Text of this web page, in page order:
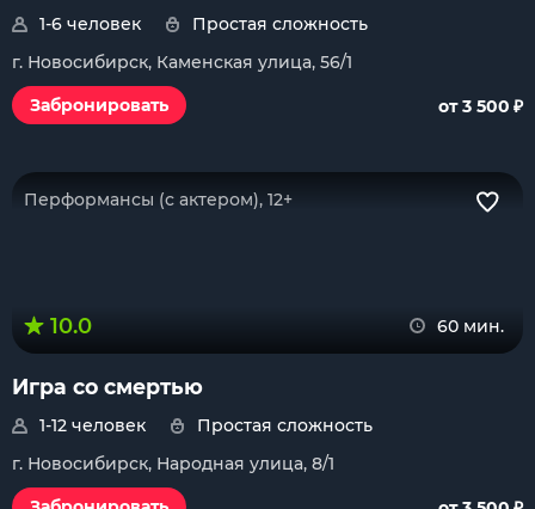
1-6 человек
Простая сложность
г. Новосибирск, Каменская улица, 56/1
Забронировать
от 3 500 ₽
Перформансы (с актером), 12+
10.0 60 мин.
Игра со смертью
1-12 человек
Простая сложность
г. Новосибирск, Народная улица, 8/1